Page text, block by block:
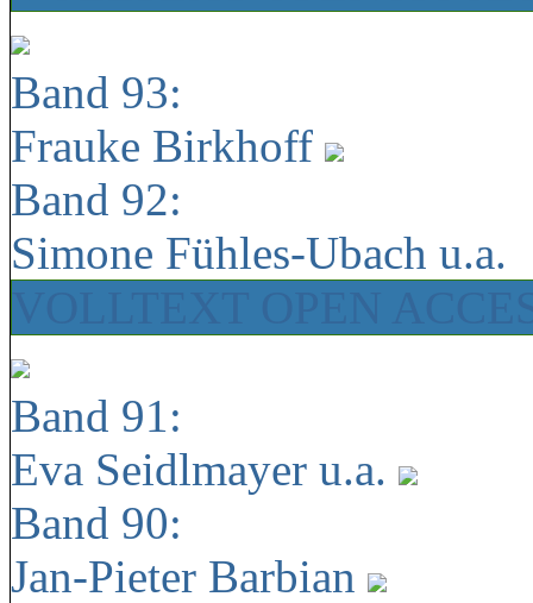
Band 93:
Frauke Birkhoff
Band 92:
Simone Fühles-Ubach u.a.
Band 91:
Eva Seidlmayer u.a.
Band 90:
Jan-Pieter Barbian